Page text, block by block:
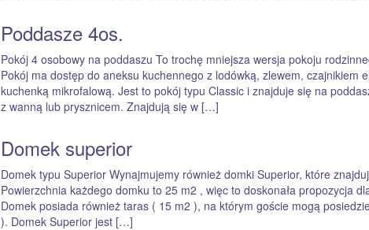
Poddasze 4os.
Pokój 4 osobowy na poddaszu To trochę mniejsza wersja pokoju
Pokój ma dostęp do aneksu kuchennego z lodówką, zlewem, czajnikiem
kuchenką mikrofalową. Jest to pokój typu Classic i znajduje się na
z wanną lub prysznicem. Znajdują się w […]
Domek superior
Domek typu Superior Wynajmujemy również domki Superior, które
Powierzchnia każdego domku to 25 m2 , więc to doskonała propozycja
Domek posiada również taras ( 15 m2 ), na którym goście mogą
). Domek Superior jest […]